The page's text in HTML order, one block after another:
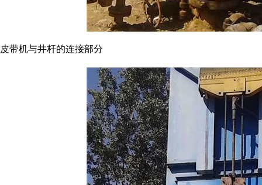
皮带机与井杆的连接部分